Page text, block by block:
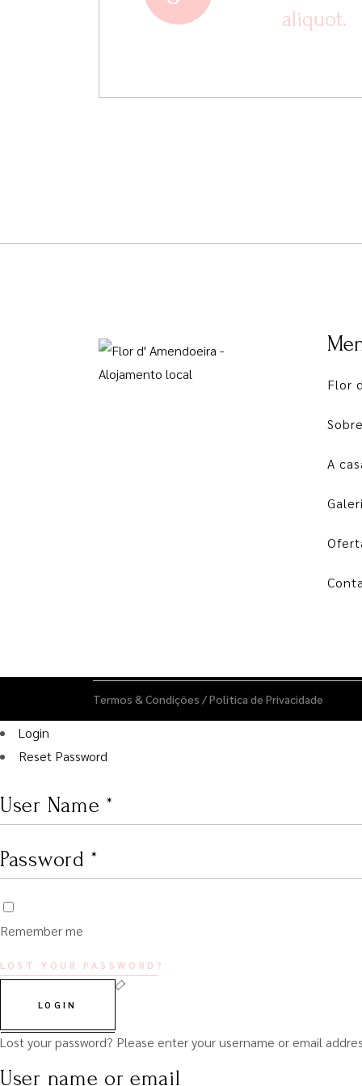
aliquot.
Flor
A
Termos & Condições /Politica de Privacidade
Login
Reset Password
Remember me
LOST YOUR PASSWORD?
LOGIN
Lost your password? Please enter your username or email